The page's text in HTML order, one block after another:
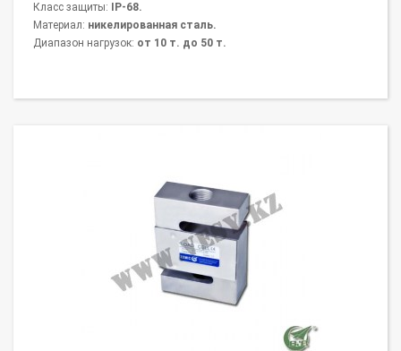
Класс защиты:
IP-68.
Материал: никелированная сталь.
Диапазон нагрузок: от 10 т. до 50 т.